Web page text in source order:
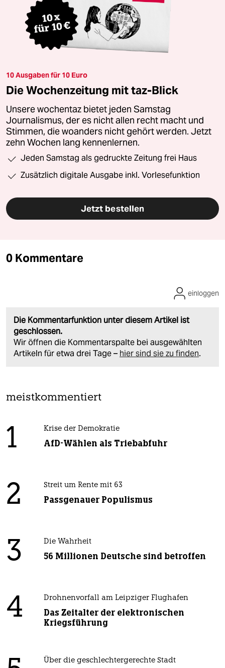
10 Ausgaben für 10 Euro
Die Wochenzeitung mit taz-Blick
Unsere wochentaz bietet jeden Samstag
Journalismus, der es nicht allen recht macht und
Stimmen, die woanders nicht gehört werden. Jetzt
zehn Wochen lang kennenlernen.
Jeden Samstag als gedruckte Zeitung frei Haus
Zusätzlich digitale Ausgabe inkl. Vorlesefunktion
Jetzt bestellen
0 Kommentare
Die Kommentarfunktion unter diesem Artikel ist
geschlossen.
Wir öffnen die Kommentarspalte bei ausgewählten
Artikeln für etwa drei Tage – hier sind sie zu finden.
einloggen
meistkommentiert
1 Krise der Demokratie
AfD-Wählen als Triebabfuhr
2 Streit um Rente mit 63
Passgenauer Populismus
3 Die Wahrheit
56 Millionen Deutsche sind betroffen
4 Drohnenvorfall am Leipziger Flughafen
Das Zeitalter der elektronischen
Kriegsführung
Über die geschlechtergerechte Stadt